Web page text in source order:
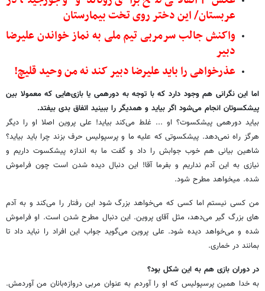
عربستان/ این دختر روی تخت بیمارستان
واکنش جالب سرمربی تیم ملی به نماز خواندن علیرضا
دبیر
عذرخواهی را باید علیرضا دبیر کند نه من وحید قلیچ!
اما این نگرانی هم وجود دارد که با توجه به دورهمی یا بازی‌هایی که معمولا بین
پیشکسوتان انجام می‌شود اگر بیاید و همدیگر را ببینید اتفاق بدی بیفتد.
بیاید دورهمی پیشکسوت؟ او ... غلط می‌کند بیاید! علی پروین اصلا او را دیگر
هرگز راه نمی‌دهد. پیشکسوتی که علیه ما و پرسپولیس حرف بزند چرا باید بیاید؟
شاهین بیانی هم خوب جوابش را داد و گفت ما به اندازه پیشکسوت داریم و
نیازی به این آدم نداریم و بفرما آقا! این دنبال دیده شدن است چون فراموش
شده. میخواهد مطرح شود.
من کسی نیستم اما کسی که می‌خواهد بزرگ شود این رفتار را می‌کند و به آدم
های بزرگ گیر می‌دهد، مثل آقای پروین. این دنبال مطرح شدن است. او فراموش
شده و می‌خواهد دیده شود. علی پروین می‌گوید جواب این افراد را نباید داد تا
بمانند در خماری.
در دوران بازی هم به این شکل بود؟
به خدا همین پرسپولیس که او را آوردم به عنوان مربی دروازه‌بانان من آوردمش.